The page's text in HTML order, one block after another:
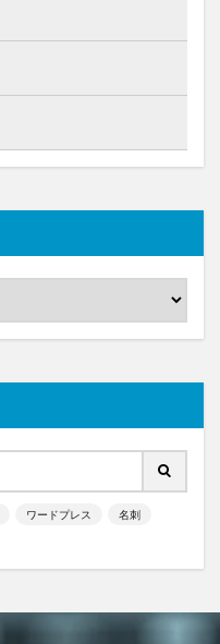
ワードプレス 名刺